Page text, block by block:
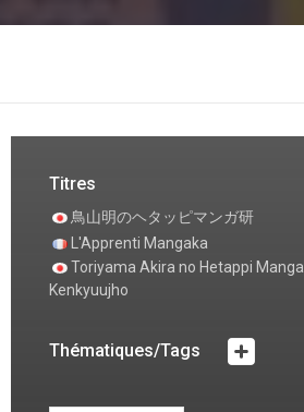
Titres
鳥山明のヘタッピマンガ研
L'Apprenti Mangaka
Toriyama Akira no Hetappi Manga
Kenkyuujho
Thématiques/Tags